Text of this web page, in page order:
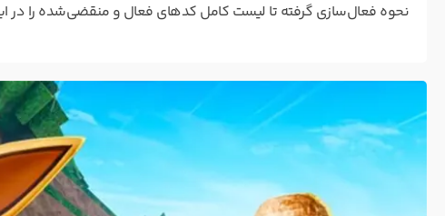
نحوه فعال‌سازی گرفته تا لیست کامل کدهای فعال و منقضی‌شده را در